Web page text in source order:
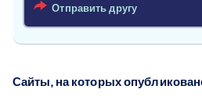
Отправить другу
Сайты, на которых